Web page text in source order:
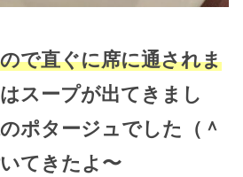
で直ぐに席に通されま
ープが出てきまし
ポタージュでした（＾
てきたよ〜